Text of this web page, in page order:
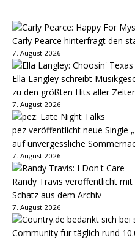
Carly Pearce hinterfragt den
7. August 2026
Ella Langley schreibt
zu den größten Hits aller
7. August 2026
pez veröffentlicht neue Single
auf unvergessliche
7. August 2026
Randy Travis veröffentlicht mit
Schatz aus dem Archiv
7. August 2026